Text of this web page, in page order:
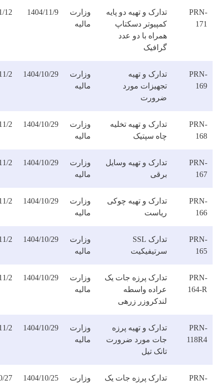
و تهیه دو پایه
دسکتاپ
وزارت
مالیه
1404/11/9
1404/11/12
دانلود
و تهیه
مورد
وزارت
مالیه
1404/10/29
1404/11/2
دانلود
و تهیه تخلیه
سپتیک
وزارت
مالیه
1404/10/29
1404/11/2
دانلود
و تهیه وسایل
وزارت
1404/10/29
1404/11/2
دانلود
و تهیه چوکی
وزارت
مالیه
1404/10/29
1404/11/2
دانلود
تدارک SSL
وزارت
مالیه
1404/10/29
1404/11/2
دانلود
پرزه جات یک
واسطه
وزارت
مالیه
1404/10/29
1404/11/2
دانلود
و تهیه پرزه
مورد ضرورت
وزارت
مالیه
1404/10/29
1404/11/2
دانلود
پرزه جات یک
وزارت
1404/10/25
1404/10/27
دانلود